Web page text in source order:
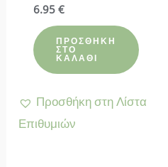
Βαθμολογήθηκε
5.00
από 5
6.95 €
ΠΡΟΣΘΉΚΗ
ΣΤΟ
ΚΑΛΆΘΙ
Προσθήκη στη Λίστα
Επιθυμιών